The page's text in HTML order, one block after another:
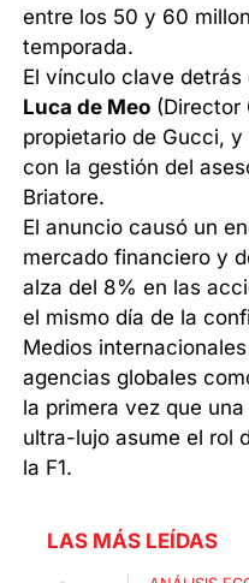
entre los 50 y 60
temporada.
El vínculo clave
Luca de Meo (Director
propietario de Gucci,
con la gestión del
Briatore.
El anuncio causó un
mercado financiero y
alza del 8% en las
el mismo día de la
Medios
agencias globales
la primera vez que
ultra-lujo asume el rol
la F1.
LAS MÁS LEÍDAS